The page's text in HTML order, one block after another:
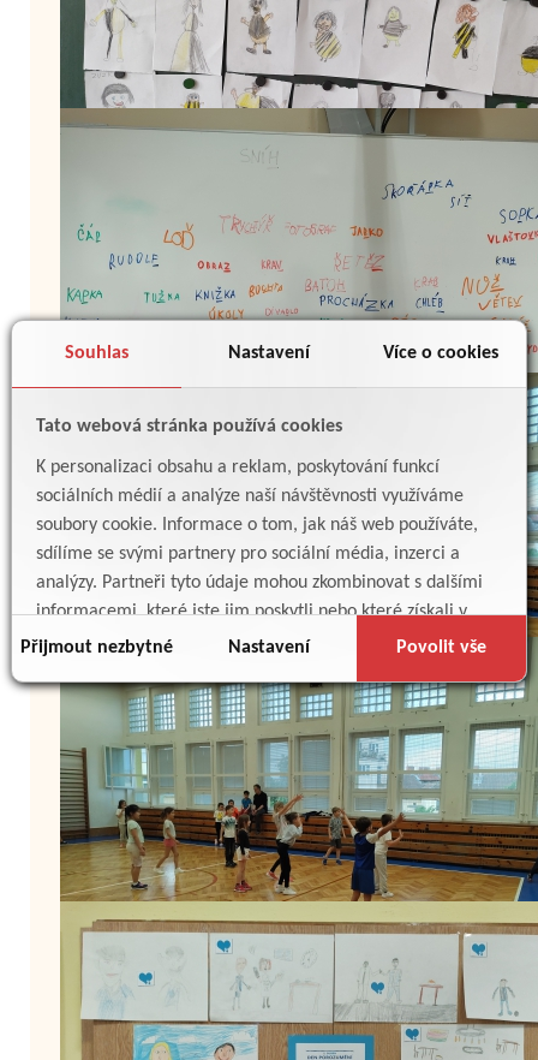
Souhlas Nastavení Více o cookies
Tato webová stránka používá cookies
K personalizaci obsahu a reklam, poskytování funkcí
sociálních médií a analýze naší návštěvnosti využíváme
soubory cookie. Informace o tom, jak náš web používáte,
sdílíme se svými partnery pro sociální média, inzerci a
analýzy. Partneři tyto údaje mohou zkombinovat s dalšími
informacemi, které jste jim poskytli nebo které získali v
důsledku toho, že používáte jejich služby.
Přijmout nezbytné Nastavení Povolit vše